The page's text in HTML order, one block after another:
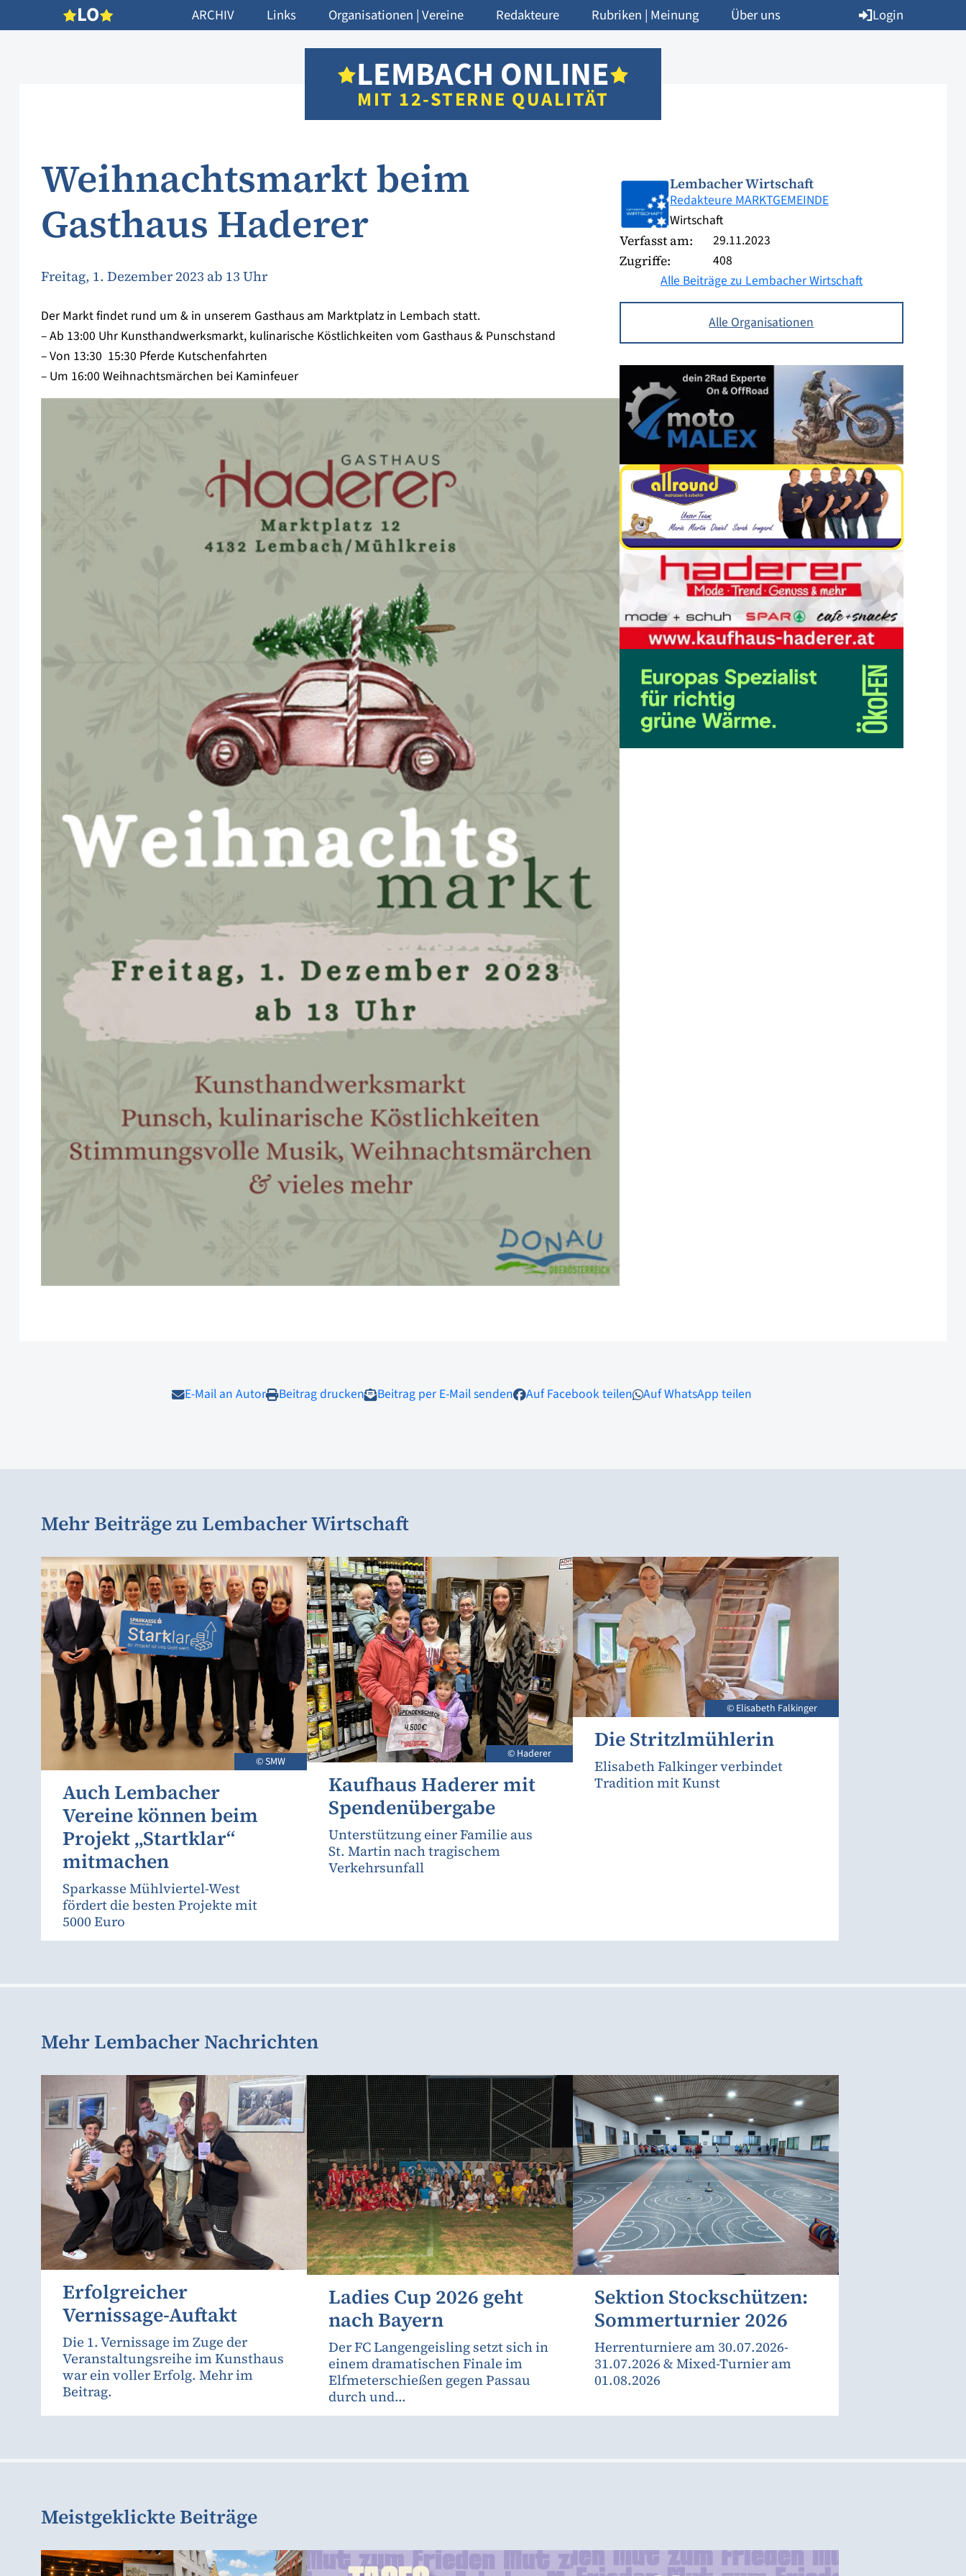
LO ARCHIV Links Organisationen | Vereine Redakteure Rubriken | Meinung Über uns Login
LEMBACH ONLINE
MIT 12-STERNE QUALITÄT
Weihnachtsmarkt beim
Gasthaus Haderer
Freitag, 1. Dezember 2023 ab 13 Uhr
Der Markt findet rund um & in unserem Gasthaus am Marktplatz in Lembach statt.
– Ab 13:00 Uhr Kunsthandwerksmarkt, kulinarische Köstlichkeiten vom Gasthaus & Punschstand
– Von 13:30  15:30 Pferde Kutschenfahrten
– Um 16:00 Weihnachtsmärchen bei Kaminfeuer
Lembacher Wirtschaft
Redakteure MARKTGEMEINDE
Wirtschaft
Verfasst am: 29.11.2023
Zugriffe:
408
Alle Beiträge zu Lembacher Wirtschaft
Alle Organisationen
E-Mail an Autor Beitrag drucken Beitrag per E-Mail senden Auf Facebook teilen Auf WhatsApp teilen
Mehr Beiträge zu Lembacher Wirtschaft
© SMW
Auch Lembacher
Vereine können beim
Projekt „Startklar“
mitmachen
Sparkasse Mühlviertel-West
fördert die besten Projekte mit
5000 Euro
© Haderer
Kaufhaus Haderer mit
Spendenübergabe
Unterstützung einer Familie aus
St. Martin nach tragischem
Verkehrsunfall
© Elisabeth Falkinger
Die Stritzlmühlerin
Elisabeth Falkinger verbindet
Tradition mit Kunst
Mehr Lembacher Nachrichten
Erfolgreicher
Vernissage-Auftakt
Die 1. Vernissage im Zuge der
Veranstaltungsreihe im Kunsthaus
war ein voller Erfolg. Mehr im
Beitrag.
Ladies Cup 2026 geht
nach Bayern
Der FC Langengeisling setzt sich in
einem dramatischen Finale im
Elfmeterschießen gegen Passau
durch und...
Sektion Stockschützen:
Sommerturnier 2026
Herrenturniere am 30.07.2026-
31.07.2026 & Mixed-Turnier am
01.08.2026
Meistgeklickte Beiträge